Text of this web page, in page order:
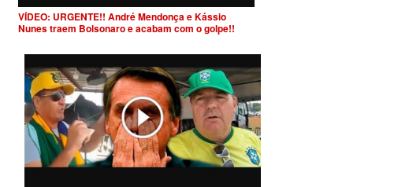
VÍDEO: URGENTE!! André Mendonça e Kássio
Nunes traem Bolsonaro e acabam com o golpe!!